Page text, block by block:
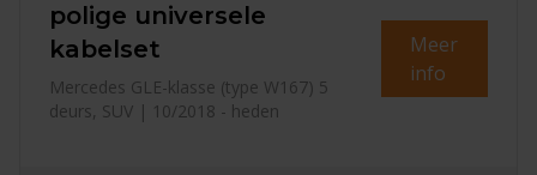
polige universele
kabelset
Mercedes GLE-klasse (type W167) 5
deurs, SUV | 10/2018 - heden
Meer
info